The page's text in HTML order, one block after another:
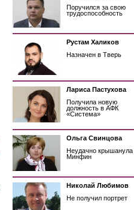
Поручился за свою
трудоспособность
Рустам Халиков
Назначен в Тверь
Лариса Пастухова
Получила новую
должность в АФК
«Система»
Ольга Свинцова
Неудачно крышанула
Минфин
Николай Любимов
Не получил портрет